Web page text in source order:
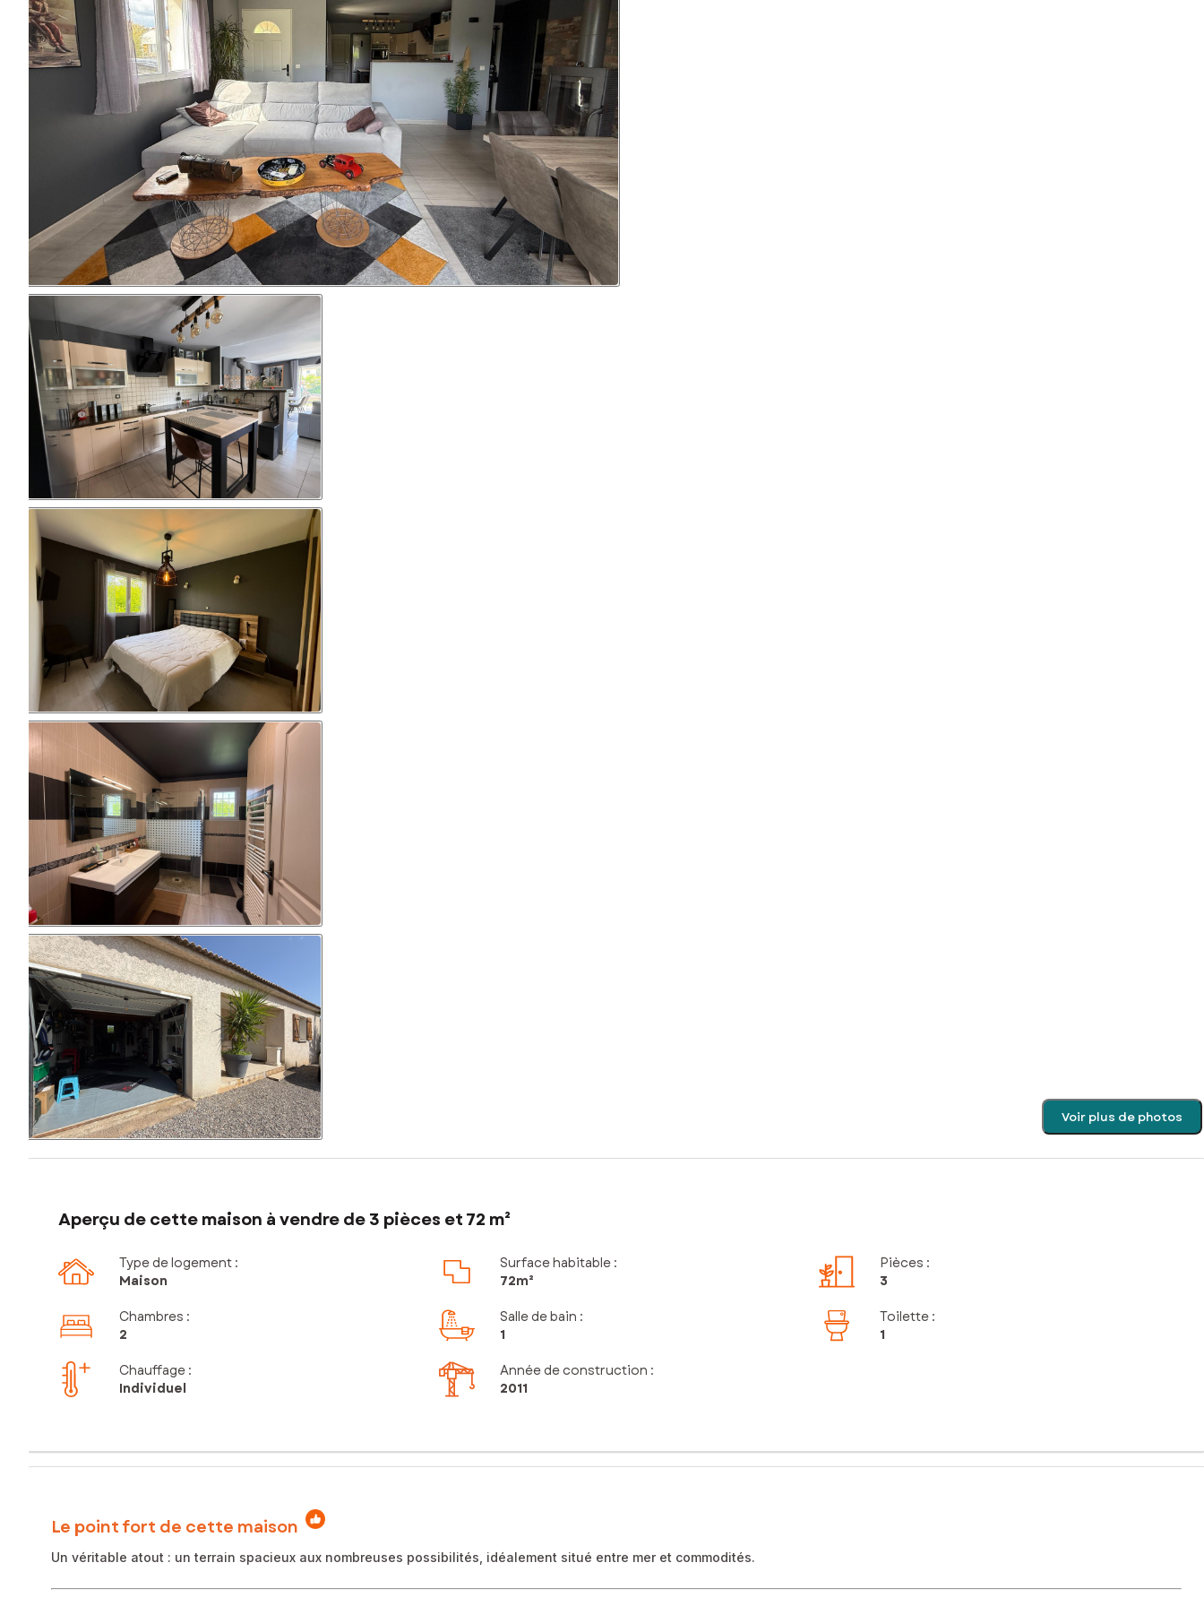
Voir plus de photos
Aperçu de cette maison à vendre de 3 pièces et 72 m²
Type de logement :
Maison
Surface habitable :
72m²
Pièces :
3
Chambres :
2
Salle de bain :
1
Toilette :
1
Chauffage :
Individuel
Année de construction :
2011
Le point fort de cette maison
Un véritable atout : un terrain spacieux aux nombreuses possibilités, idéalement situé entre mer et commodités.